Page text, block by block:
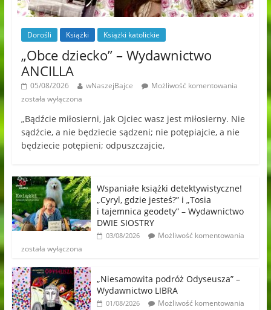
Dorośli Książki Książki katolickie
„Obce dziecko” – Wydawnictwo
ANCILLA
05/08/2026 wNaszejBajce
Możliwość komentowania
została wyłączona
„Bądźcie miłosierni, jak Ojciec wasz jest miłosierny. Nie
sądźcie, a nie będziecie sądzeni; nie potępiajcie, a nie
będziecie potępieni; odpuszczajcie,
Wspaniałe książki detektywistyczne!
„Cyryl, gdzie jesteś?” i „Tosia
i tajemnica geodety” – Wydawnictwo
DWIE SIOSTRY
03/08/2026
Możliwość komentowania
została wyłączona
„Niesamowita podróż Odyseusza” –
Wydawnictwo LIBRA
01/08/2026
Możliwość komentowania